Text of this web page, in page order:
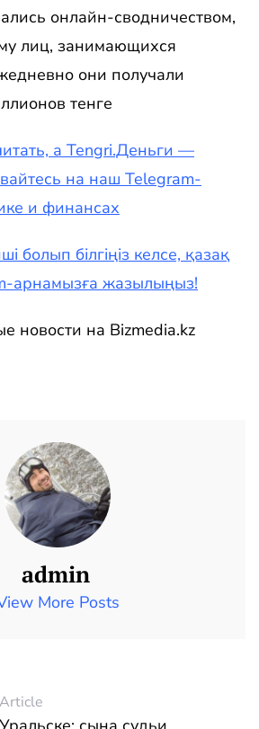
онлайн-сводничеством,
лиц, занимающихся
они получали
тенге
а Tengri.Деньги —
на наш Telegram-
и финансах
болып білгіңіз келсе, қазақ
арнамызға жазылыңыз!
новости на Bizmedia.kz
admin
More Posts